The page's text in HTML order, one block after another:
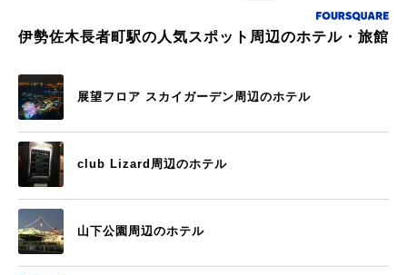
伊勢佐木長者町駅の人気スポット周辺のホテル・旅館
展望フロア スカイガーデン周辺のホテル
club Lizard周辺のホテル
山下公園周辺のホテル